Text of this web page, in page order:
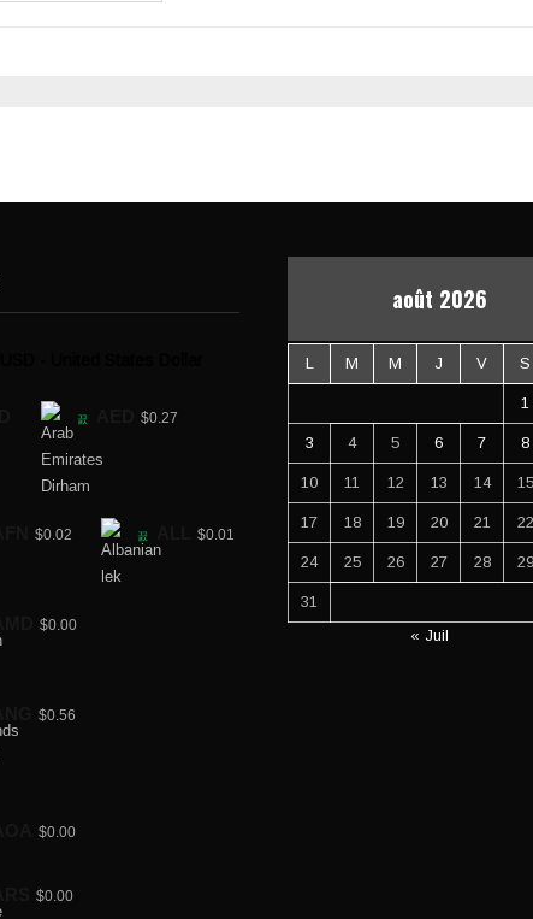
$0.27
$0.02 $0.01
$0.00
$0.56
$0.00
$0.00
août 2026
L M M J V S
1
3 4 5 6 7 8
10 11 12 13 14 15
17 18 19 20 21 22
24 25 26 27 28 29
31
« Juil